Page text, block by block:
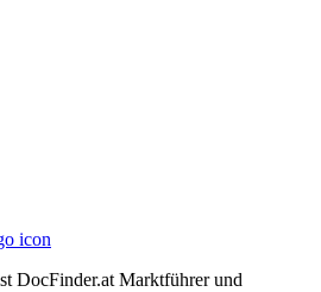
icon
DocFinder.at Marktführer und